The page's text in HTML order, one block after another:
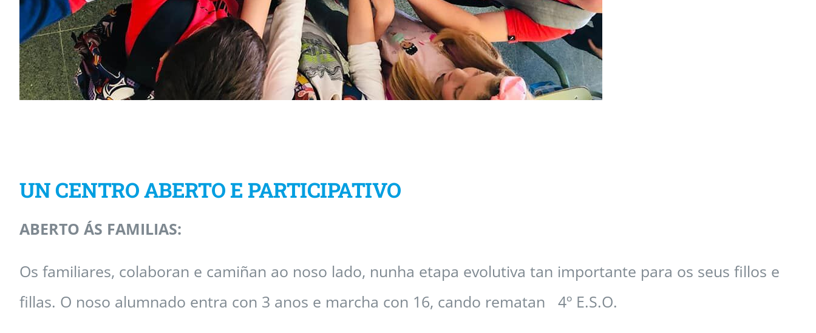
UN CENTRO ABERTO E PARTICIPATIVO
ABERTO ÁS FAMILIAS:
Os familiares, colaboran e camiñan ao noso lado, nunha etapa evolutiva tan importante para os seus fillos e
fillas. O noso alumnado entra con 3 anos e marcha con 16, cando rematan 4º E.S.O.